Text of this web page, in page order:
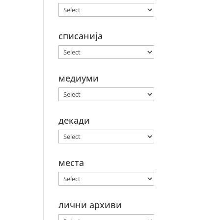
списанија
медиуми
декади
места
лични архиви